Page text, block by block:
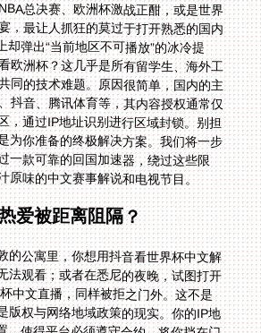
总决赛、欧洲杯激战正酣，或是世界
，最让人抓狂的莫过于打开熟悉的国内
却弹出“当前地区不可播放”的冰冷提
欧洲杯？这几乎是所有留学生、海外工
同的技术难题。原因很简单，国内的主
抖音、腾讯体育等，其内容授权通常仅
，通过IP地址识别进行区域封锁。别担
为你准备的终极解决方案。我们将一步
一款可靠的回国加速器，绕过这些限
原味的中文赛事解说和电视节目。
爱被距离阻隔？
的公寓里，你想用抖音看世界杯中文解
法观看；或者在悉尼的夜晚，试图打开
中文直播，同样被拒之门外。这不是
版权与网络地域政策的现实。你的IP地
，使得平台必须遵守合约，将你挡在门
像闻到了家乡菜的香味却吃不到，格外